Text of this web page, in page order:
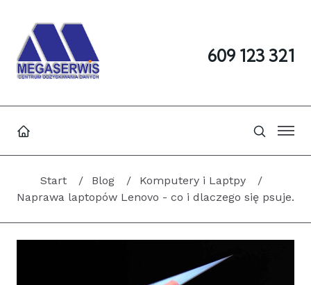
609 123 321
Start Blog
Komputery i Laptpy
Naprawa laptopów Lenovo - co i dlaczego się psuje.